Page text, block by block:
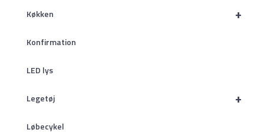
+
Køkken
Konfirmation
LED lys
+
Legetøj
Løbecykel